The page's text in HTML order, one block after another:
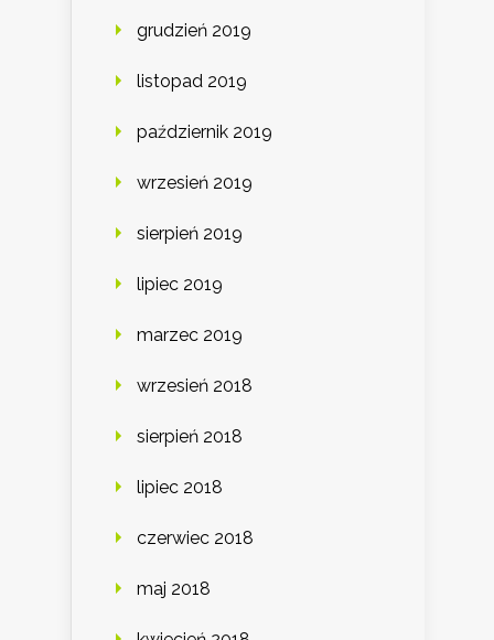
grudzień 2019
listopad 2019
październik 2019
wrzesień 2019
sierpień 2019
lipiec 2019
marzec 2019
wrzesień 2018
sierpień 2018
lipiec 2018
czerwiec 2018
maj 2018